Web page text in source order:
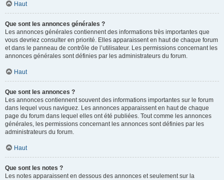
Haut
Que sont les annonces générales ?
Les annonces générales contiennent des informations très importantes que
vous devriez consulter en priorité. Elles apparaissent en haut de chaque forum
et dans le panneau de contrôle de l’utilisateur. Les permissions concernant les
annonces générales sont définies par les administrateurs du forum.
Haut
Que sont les annonces ?
Les annonces contiennent souvent des informations importantes sur le forum
dans lequel vous naviguez. Les annonces apparaissent en haut de chaque
page du forum dans lequel elles ont été publiées. Tout comme les annonces
générales, les permissions concernant les annonces sont définies par les
administrateurs du forum.
Haut
Que sont les notes ?
Les notes apparaissent en dessous des annonces et seulement sur la